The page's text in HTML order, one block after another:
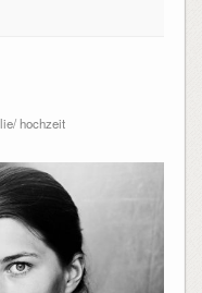
hochzeit